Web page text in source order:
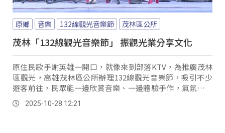
原鄉 音樂 132線觀光音樂節 茂林區公所
茂林「132線觀光音樂節」 振觀光業分享文化
原住民歌手謝英雄一開口，就像來到部落KTV，為推廣茂林
區觀光，高雄茂林區公所辦理132線觀光音樂節，吸引不少
遊客前往，民眾能一邊欣賞音樂、一邊體驗手作，氣氛相當
熱鬧。2025-10-28 12:21